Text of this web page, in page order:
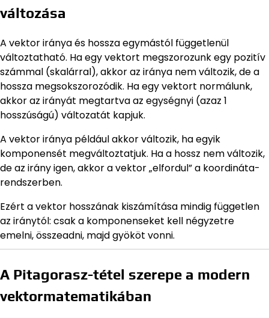
változása
A vektor iránya és hossza egymástól függetlenül
változtatható. Ha egy vektort megszorozunk egy pozitív
számmal (skalárral), akkor az iránya nem változik, de a
hossza megsokszorozódik. Ha egy vektort normálunk,
akkor az irányát megtartva az egységnyi (azaz 1
hosszúságú) változatát kapjuk.
A vektor iránya például akkor változik, ha egyik
komponensét megváltoztatjuk. Ha a hossz nem változik,
de az irány igen, akkor a vektor „elfordul” a koordináta-
rendszerben.
Ezért a vektor hosszának kiszámítása mindig független
az iránytól: csak a komponenseket kell négyzetre
emelni, összeadni, majd gyököt vonni.
A Pitagorasz-tétel szerepe a modern
vektormatematikában